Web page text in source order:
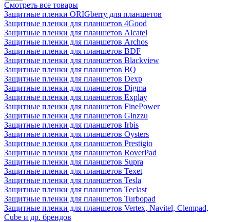
Смотреть все товары
Защитные пленки ORIGberry для планшетов
Защитные пленки для планшетов 4Good
Защитные пленки для планшетов Alcatel
Защитные пленки для планшетов Archos
Защитные пленки для планшетов BDF
Защитные пленки для планшетов Blackview
Защитные пленки для планшетов BQ
Защитные пленки для планшетов Dexp
Защитные пленки для планшетов Digma
Защитные пленки для планшетов Explay
Защитные пленки для планшетов FinePower
Защитные пленки для планшетов Ginzzu
Защитные пленки для планшетов Irbis
Защитные пленки для планшетов Oysters
Защитные пленки для планшетов Prestigio
Защитные пленки для планшетов RoverPad
Защитные пленки для планшетов Supra
Защитные пленки для планшетов Texet
Защитные пленки для планшетов Tesla
Защитные пленки для планшетов Teclast
Защитные пленки для планшетов Turbopad
Защитные пленки для планшетов Vertex, Navitel, Clempad,
Cube и др. брендов